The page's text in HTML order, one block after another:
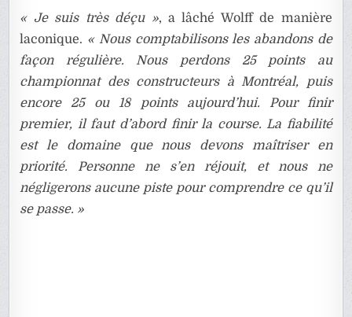
« Je suis très déçu », a lâché Wolff de manière
laconique. « Nous comptabilisons les abandons de
façon régulière. Nous perdons 25 points au
championnat des constructeurs à Montréal, puis
encore 25 ou 18 points aujourd’hui. Pour finir
premier, il faut d’abord finir la course. La fiabilité
est le domaine que nous devons maîtriser en
priorité. Personne ne s’en réjouit, et nous ne
négligerons aucune piste pour comprendre ce qu’il
se passe. »